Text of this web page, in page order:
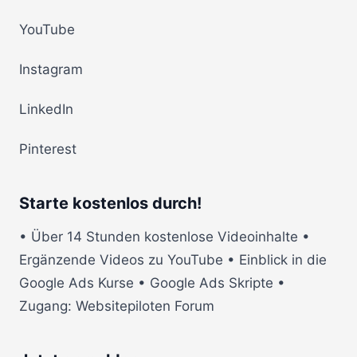
YouTube
Instagram
LinkedIn
Pinterest
Starte kostenlos durch!
• Über 14 Stunden kostenlose Videoinhalte •
Ergänzende Videos zu YouTube • Einblick in die
Google Ads Kurse • Google Ads Skripte •
Zugang: Websitepiloten Forum